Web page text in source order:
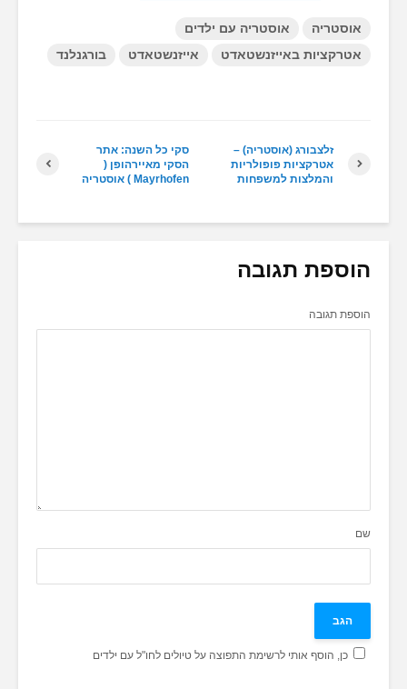
אוסטריה
אוסטריה עם ילדים
אטרקציות באייזנשטאדט
אייזנשטאדט בורגנלנד
סקי כל השנה: אתר
הסקי מאיירהופן (
Mayrhofen ) אוסטריה
זלצבורג (אוסטריה) –
אטרקציות פופולריות
והמלצות למשפחות
הוספת תגובה
הוספת תגובה
שם
כן, הוסף אותי לרשימת התפוצה על טיולים לחו"ל עם ילדים